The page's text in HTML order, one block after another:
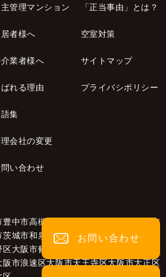
主管理マンション
居者様へ
業者様へ
れる理由
集
会社の変更
い合わせ
「正当事由」とは？
空室対策
サイトマップ
プライバシポリシー
豊中市高槻市
泉南市
茨城市和泉市泉大津市泉佐野市池田市
区大阪市鶴見区
阪市浪速区大阪市天王寺区大阪市大正区
お問い合わせ